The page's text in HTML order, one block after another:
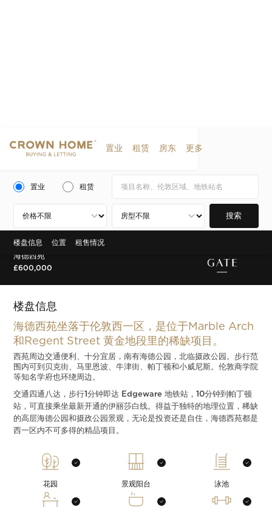
置业 租赁 房东 更多
置业 租赁
搜索
楼盘信息 位置 租售情况
一区 ， 马里波恩，伦敦
海德西苑
£600,000
楼盘信息
海德西苑坐落于伦敦西一区，是位于Marble Arch
和Regent Street 黄金地段里的稀缺项目。
西苑周边交通便利、十分宜居，南有海德公园，北临摄政公园。步行范
围内可到贝克街、马里恩波、牛津街、帕丁顿和小威尼斯。伦敦商学院
等知名学府也环绕周边。
交通四通八达，步行1分钟即达 Edgeware 地铁站，10分钟到帕丁顿
站，可直接乘坐最新开通的伊丽莎白线。得益于独特的地理位置，稀缺
的高层海德公园和摄政公园景观，无论是投资还是自住，海德西苑都是
西一区内不可多得的精品项目。
花园 景观阳台 泳池